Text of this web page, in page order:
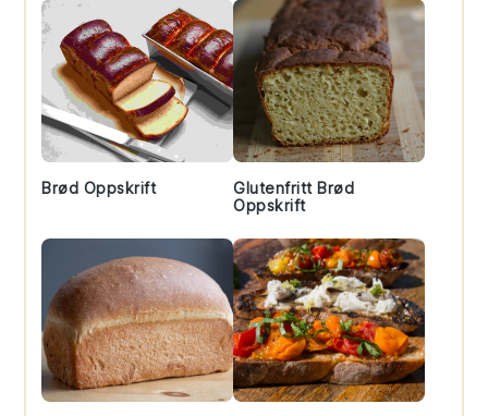
Brød Oppskrift
Glutenfritt Brød
Oppskrift